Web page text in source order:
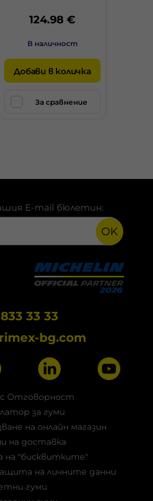
124.98 €
В наличност
Добави в количка
За сравнение
E-mail бюлетин:
OK
33 33
bg.com
Отговорност
за гуми
на онлайн магазин
на доставка
на "бисквитките"
на личните данни
гуми